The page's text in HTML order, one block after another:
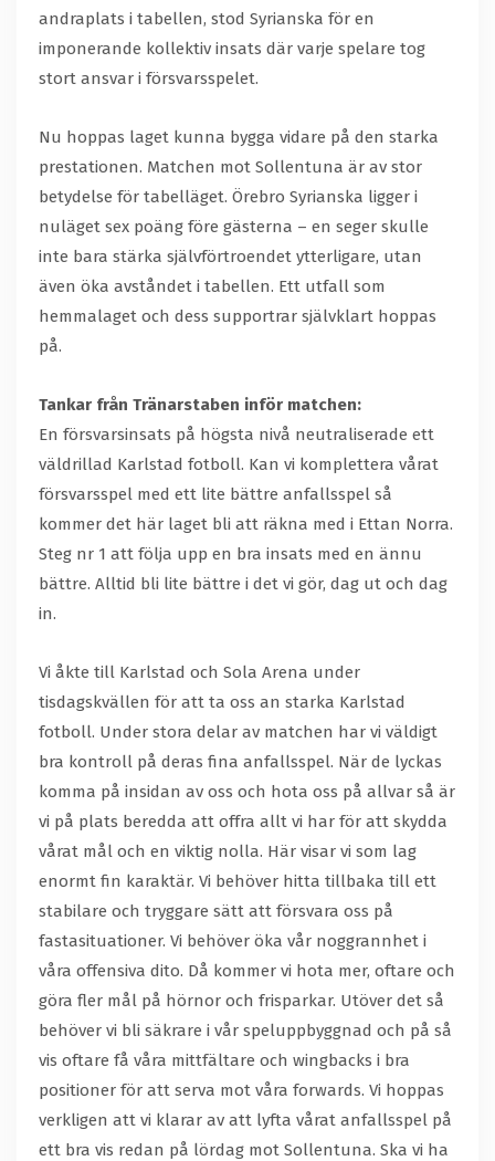
andraplats i tabellen, stod Syrianska för en
imponerande kollektiv insats där varje spelare tog
stort ansvar i försvarsspelet.
Nu hoppas laget kunna bygga vidare på den starka
prestationen. Matchen mot Sollentuna är av stor
betydelse för tabelläget. Örebro Syrianska ligger i
nuläget sex poäng före gästerna – en seger skulle
inte bara stärka självförtroendet ytterligare, utan
även öka avståndet i tabellen. Ett utfall som
hemmalaget och dess supportrar självklart hoppas
på.
Tankar från Tränarstaben inför matchen:
En försvarsinsats på högsta nivå neutraliserade ett
väldrillad Karlstad fotboll. Kan vi komplettera vårat
försvarsspel med ett lite bättre anfallsspel så
kommer det här laget bli att räkna med i Ettan Norra.
Steg nr 1 att följa upp en bra insats med en ännu
bättre. Alltid bli lite bättre i det vi gör, dag ut och dag
in.
Vi åkte till Karlstad och Sola Arena under
tisdagskvällen för att ta oss an starka Karlstad
fotboll. Under stora delar av matchen har vi väldigt
bra kontroll på deras fina anfallsspel. När de lyckas
komma på insidan av oss och hota oss på allvar så är
vi på plats beredda att offra allt vi har för att skydda
vårat mål och en viktig nolla. Här visar vi som lag
enormt fin karaktär. Vi behöver hitta tillbaka till ett
stabilare och tryggare sätt att försvara oss på
fastasituationer. Vi behöver öka vår noggrannhet i
våra offensiva dito. Då kommer vi hota mer, oftare och
göra fler mål på hörnor och frisparkar. Utöver det så
behöver vi bli säkrare i vår speluppbyggnad och på så
vis oftare få våra mittfältare och wingbacks i bra
positioner för att serva mot våra forwards. Vi hoppas
verkligen att vi klarar av att lyfta vårat anfallsspel på
ett bra vis redan på lördag mot Sollentuna. Ska vi ha